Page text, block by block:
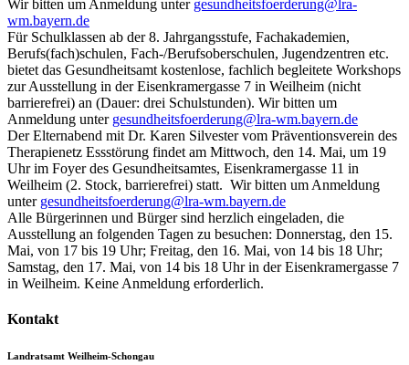
Wir bitten um Anmeldung unter gesundheitsfoerderung@lra-
wm.bayern.de
Für Schulklassen ab der 8. Jahrgangsstufe, Fachakademien,
Berufs(fach)schulen, Fach-/Berufsoberschulen, Jugendzentren etc.
bietet das Gesundheitsamt kostenlose, fachlich begleitete Workshops
zur Ausstellung in der Eisenkramergasse 7 in Weilheim (nicht
barrierefrei) an (Dauer: drei Schulstunden). Wir bitten um
Anmeldung unter gesundheitsfoerderung@lra-wm.bayern.de
Der Elternabend mit Dr. Karen Silvester vom Präventionsverein des
Therapienetz Essstörung findet am Mittwoch, den 14. Mai, um 19
Uhr im Foyer des Gesundheitsamtes, Eisenkramergasse 11 in
Weilheim (2. Stock, barrierefrei) statt. Wir bitten um Anmeldung
unter gesundheitsfoerderung@lra-wm.bayern.de
Alle Bürgerinnen und Bürger sind herzlich eingeladen, die
Ausstellung an folgenden Tagen zu besuchen: Donnerstag, den 15.
Mai, von 17 bis 19 Uhr; Freitag, den 16. Mai, von 14 bis 18 Uhr;
Samstag, den 17. Mai, von 14 bis 18 Uhr in der Eisenkramergasse 7
in Weilheim. Keine Anmeldung erforderlich.
Kontakt
Landratsamt Weilheim-Schongau